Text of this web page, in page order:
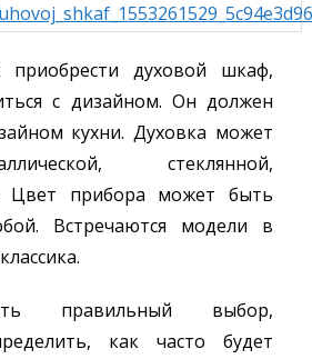
духовой шкаф,
с дизайном. Он должен
кухни. Духовка может
стеклянной,
Цвет прибора может быть
Встречаются модели в
правильный выбор,
как часто будет